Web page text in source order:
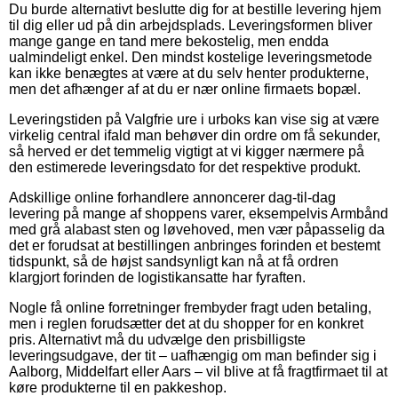
Du burde alternativt beslutte dig for at bestille levering hjem
til dig eller ud på din arbejdsplads. Leveringsformen bliver
mange gange en tand mere bekostelig, men endda
ualmindeligt enkel. Den mindst kostelige leveringsmetode
kan ikke benægtes at være at du selv henter produkterne,
men det afhænger af at du er nær online firmaets bopæl.
Leveringstiden på Valgfrie ure i urboks kan vise sig at være
virkelig central ifald man behøver din ordre om få sekunder,
så herved er det temmelig vigtigt at vi kigger nærmere på
den estimerede leveringsdato for det respektive produkt.
Adskillige online forhandlere annoncerer dag-til-dag
levering på mange af shoppens varer, eksempelvis Armbånd
med grå alabast sten og løvehoved, men vær påpasselig da
det er forudsat at bestillingen anbringes forinden et bestemt
tidspunkt, så de højst sandsynligt kan nå at få ordren
klargjort forinden de logistikansatte har fyraften.
Nogle få online forretninger frembyder fragt uden betaling,
men i reglen forudsætter det at du shopper for en konkret
pris. Alternativt må du udvælge den prisbilligste
leveringsudgave, der tit – uafhængig om man befinder sig i
Aalborg, Middelfart eller Aars – vil blive at få fragtfirmaet til at
køre produkterne til en pakkeshop.